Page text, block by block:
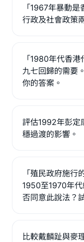
「1967年暴動
行政及社會政策
「1980年代香
九七回歸的需要
你的答案。
評估1992年彭定
穩過渡的影響。
「殖民政府施
1950至1970年
否同意此說法？
比較戴麟趾與麥